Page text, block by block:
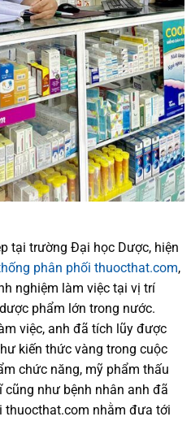
tại trường Đại học Dược, hiện
phân phối thuocthat.com,
nghiệm làm việc tại vị trí
phẩm lớn trong nước.
việc, anh đã tích lũy được
kiến thức vàng trong cuộc
chức năng, mỹ phẩm thấu
cũng như bệnh nhân anh đã
thuocthat.com nhằm đưa tới